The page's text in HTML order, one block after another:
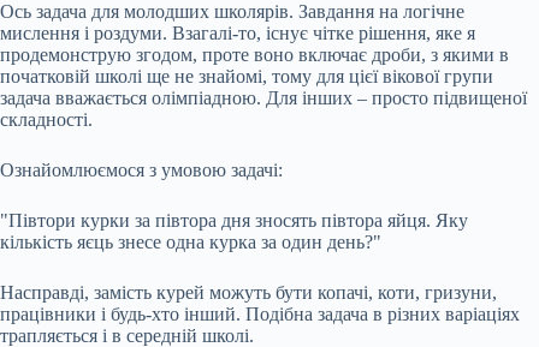
Ось задача для молодших школярів. Завдання на логічне
мислення і роздуми. Взагалі-то, існує чітке рішення, яке я
продемонструю згодом, проте воно включає дроби, з якими в
початковій школі ще не знайомі, тому для цієї вікової групи
задача вважається олімпіадною. Для інших – просто підвищеної
складності.
Ознайомлюємося з умовою задачі:
"Півтори курки за півтора дня зносять півтора яйця. Яку
кількість яєць знесе одна курка за один день?"
Насправді, замість курей можуть бути копачі, коти, гризуни,
працівники і будь-хто інший. Подібна задача в різних варіаціях
трапляється і в середній школі.